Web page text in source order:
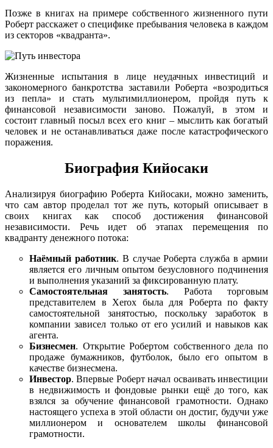
Позже в книгах на примере собственного жизненного пути
Роберт расскажет о специфике пребывания человека в каждом
из секторов «квадранта».
Жизненные испытания в лице неудачных инвестиций и
закономерного банкротства заставили Роберта «возродиться
из пепла» и стать мультимиллионером, пройдя путь к
финансовой независимости заново. Пожалуй, в этом и
состоит главный посыл всех его книг – мыслить как богатый
человек и не останавливаться даже после катастрофического
поражения.
Биография Кийосаки
Анализируя биографию Роберта Кийосаки, можно заменить,
что сам автор проделал тот же путь, который описывает в
своих книгах как способ достижения финансовой
независимости. Речь идет об этапах перемещения по
квадранту денежного потока:
Наёмный работник. В случае Роберта служба в армии
является его личным опытом безусловного подчинения
и выполнения указаний за фиксированную плату.
Самостоятельная занятость. Работа торговым
представителем в Xerox была для Роберта по факту
самостоятельной занятостью, поскольку заработок в
компании зависел только от его усилий и навыков как
агента.
Бизнесмен. Открытие Робертом собственного дела по
продаже бумажников, футболок, было его опытом в
качестве бизнесмена.
Инвестор. Впервые Роберт начал осваивать инвестиции
в недвижимость и фондовые рынки ещё до того, как
взялся за обучение финансовой грамотности. Однако
настоящего успеха в этой области он достиг, будучи уже
миллионером и основателем школы финансовой
грамотности.